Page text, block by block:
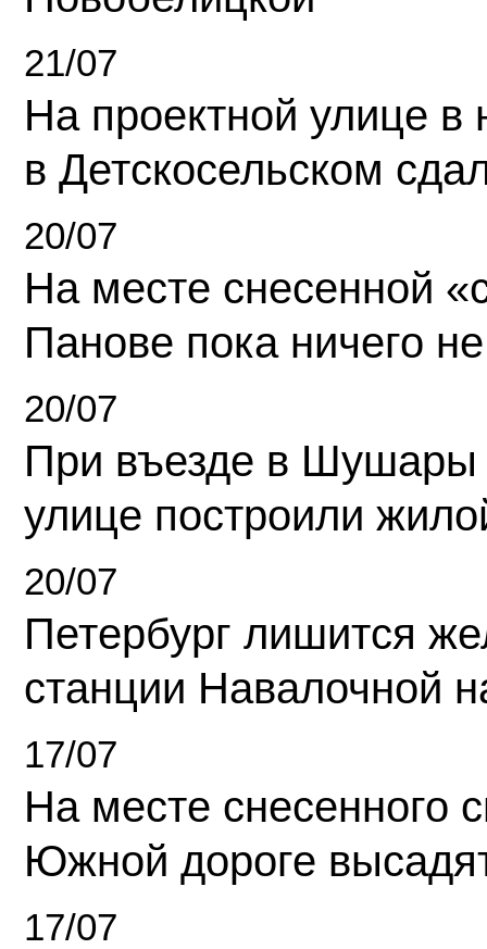
21/07
На проектной улице
в Детскосельском
20/07
На месте снесенной
Панове пока ничего
20/07
При въезде в Шушары
улице построили
20/07
Петербург лишится
станции Навалочной
17/07
На месте снесенного
Южной дороге
17/07